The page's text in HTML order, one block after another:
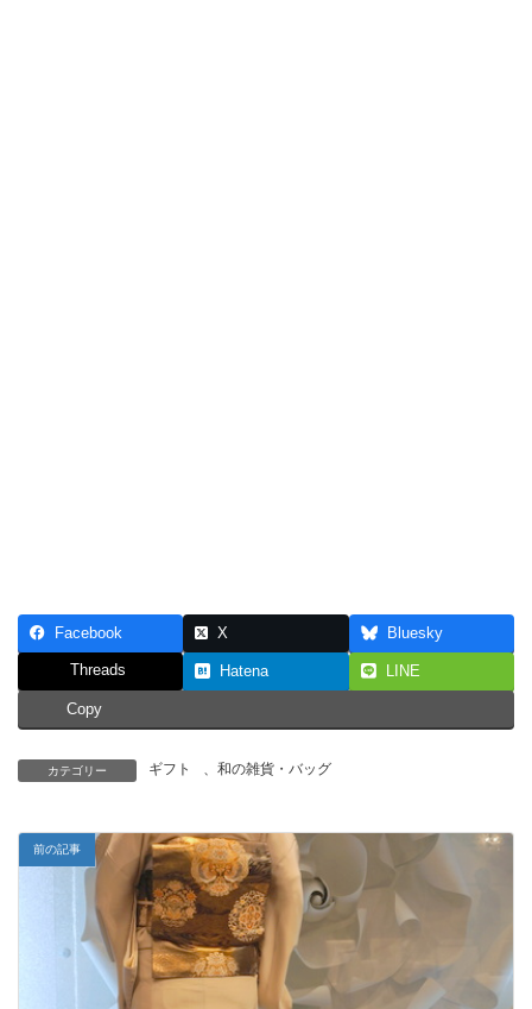
Facebook X Bluesky
Threads Hatena LINE
Copy
カテゴリー ギフト 和の雑貨・バッグ
前の記事